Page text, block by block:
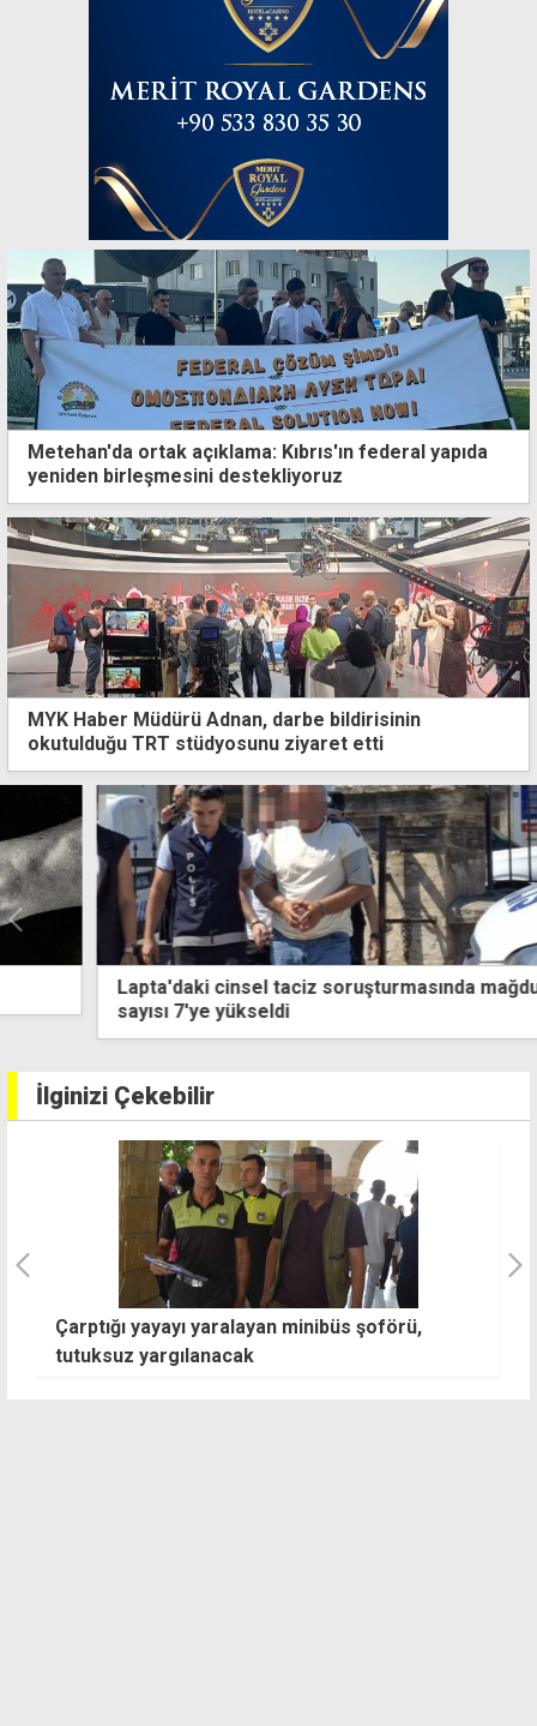
Metehan'da ortak açıklama: Kıbrıs'ın federal yapıda
yeniden birleşmesini destekliyoruz
MYK Haber Müdürü Adnan, darbe bildirisinin
okutulduğu TRT stüdyosunu ziyaret etti
Lapta'daki cinsel taciz soruşturmasında mağdur
sayısı 7'ye yükseldi
İlginizi Çekebilir
Çarptığı yayayı yaralayan minibüs şoförü,
tutuksuz yargılanacak